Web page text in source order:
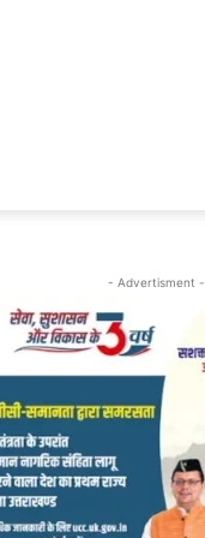
- Advertisment -